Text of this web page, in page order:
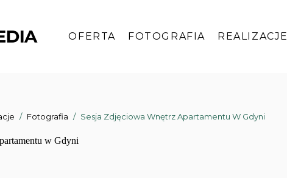
OFERTA FOTOGRAFIA REALIZACJE
/ Fotografia / Sesja Zdjęciowa Wnętrz Apartamentu W Gdyni
w Gdyni